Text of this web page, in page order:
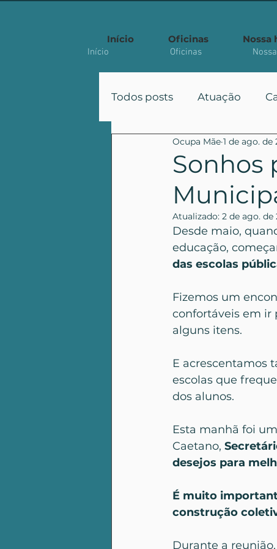
Início Oficinas Nossa
Todos posts Atuação
Participação Políticas
Artigo Acadêmico
Sonhos
Ocupa Mãe 1 de ago. de
Atualizado: 2 de ago. de
Desde maio,
educação,
das escolas
Fizemos um
confortáveis em ir
alguns itens.
E acrescentamos
escolas que
dos alunos.
Esta manhã foi
Caetano,
desejos para
É muito
construção
Durante a
Início Oficinas